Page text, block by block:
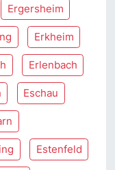
Ergersheim
Erkheim
Erlenbach
Eschau
Estenfeld